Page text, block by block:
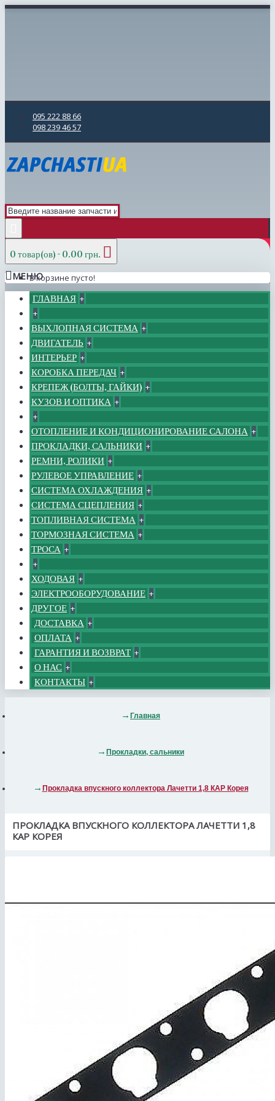
095 222 88 66
098 239 46 57
0 товар(ов) - 0.00 грн.
В корзине пусто!
МЕНЮ
ГЛАВНАЯ +
+
ВЫХЛОПНАЯ СИСТЕМА +
ДВИГАТЕЛЬ +
ИНТЕРЬЕР +
КОРОБКА ПЕРЕДАЧ +
КРЕПЕЖ (БОЛТЫ, ГАЙКИ) +
КУЗОВ И ОПТИКА +
+
ОТОПЛЕНИЕ И КОНДИЦИОНИРОВАНИЕ САЛОНА +
ПРОКЛАДКИ, САЛЬНИКИ +
РЕМНИ, РОЛИКИ +
РУЛЕВОЕ УПРАВЛЕНИЕ +
СИСТЕМА ОХЛАЖДЕНИЯ +
СИСТЕМА СЦЕПЛЕНИЯ +
ТОПЛИВНАЯ СИСТЕМА +
ТОРМОЗНАЯ СИСТЕМА +
ТРОСА +
+
ХОДОВАЯ +
ЭЛЕКТРООБОРУДОВАНИЕ +
ДРУГОЕ +
ДОСТАВКА +
ОПЛАТА +
ГАРАНТИЯ И ВОЗВРАТ +
О НАС +
КОНТАКТЫ +
Главная
Прокладки, сальники
Прокладка впускного коллектора Лачетти 1,8 КАР Корея
ПРОКЛАДКА ВПУСКНОГО КОЛЛЕКТОРА ЛАЧЕТТИ 1,8
КАР КОРЕЯ